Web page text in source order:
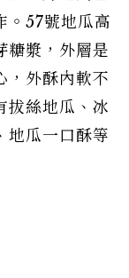
。57號地瓜高
糖漿，外層是
，外酥內軟不
拔絲地瓜、冰
地瓜一口酥等